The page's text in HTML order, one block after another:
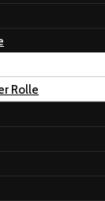
Rolle